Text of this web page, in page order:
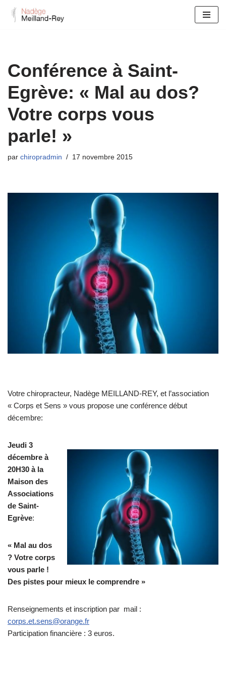
Conférence à Saint-
Egrève: « Mal au dos?
Votre corps vous
parle! »
par chiropradmin 17 novembre 2015
Votre chiropracteur, Nadège MEILLAND-REY, et l’association
« Corps et Sens » vous propose une conférence début
décembre:
Jeudi 3
décembre à
20H30 à la
Maison des
Associations
de Saint-
Egrève:
« Mal au dos
? Votre corps
vous parle !
Des pistes pour mieux le comprendre »
Renseignements et inscription par mail :
corps.et.sens@orange.fr
Participation financière : 3 euros.